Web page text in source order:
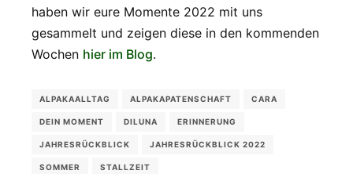
haben wir eure Momente 2022 mit uns
gesammelt und zeigen diese in den kommenden
Wochen hier im Blog.
ALPAKAALLTAG ALPAKAPATENSCHAFT CARA
DEIN MOMENT DILUNA ERINNERUNG
JAHRESRÜCKBLICK JAHRESRÜCKBLICK 2022
SOMMER STALLZEIT